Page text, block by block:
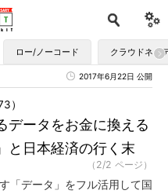
ロー/ノーコード クラウドネイ
2017年6月22日 公開
データをお金に換える
と日本経済の行く末
）
（2/2 ページ）
「データ」をフル活用して国